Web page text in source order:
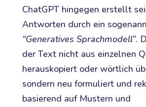
ChatGPT hingegen erstellt
Antworten durch ein
“Generatives Sprachmodell”.
der Text nicht aus einzelnen
herauskopiert oder wörtlich
sondern neu formuliert und
basierend auf Mustern und